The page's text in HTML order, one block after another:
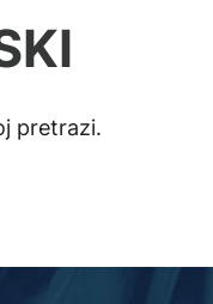
pretrazi.